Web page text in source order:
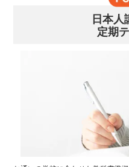
日本人
定期